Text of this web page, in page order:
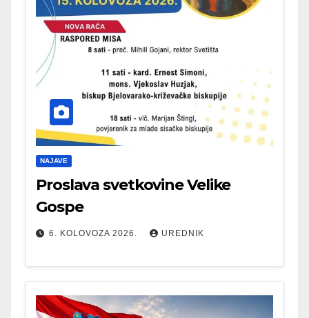
NAJAVE
Proslava svetkovine Velike
Gospe
6. KOLOVOZA 2026. UREDNIK